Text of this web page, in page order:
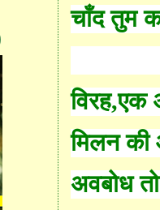
चाँद तुम
विरह,एक
मिलन
अवबोध